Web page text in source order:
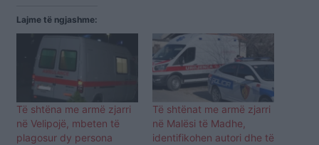
Lajme të ngjashme:
Të shtëna me armë zjarri
në Velipojë, mbeten të
plagosur dy persona
Të shtënat me armë zjarri
në Malësi të Madhe,
identifikohen autori dhe të